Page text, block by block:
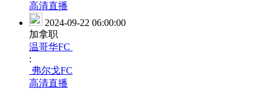
高清直播
2024-09-22 06:00:00
加拿职
温哥华FC
:
弗尔戈FC
高清直播